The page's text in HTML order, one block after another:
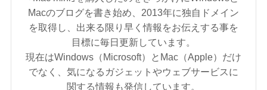
Macのブログを書き始め、2013年に独自ドメイン
を取得し、出来る限り早く情報をお伝えする事を
目標に毎日更新しています。
現在はWindows（Microsoft）とMac（Apple）だけ
でなく、気になるガジェットやウェブサービスに
関する情報も発信しています。